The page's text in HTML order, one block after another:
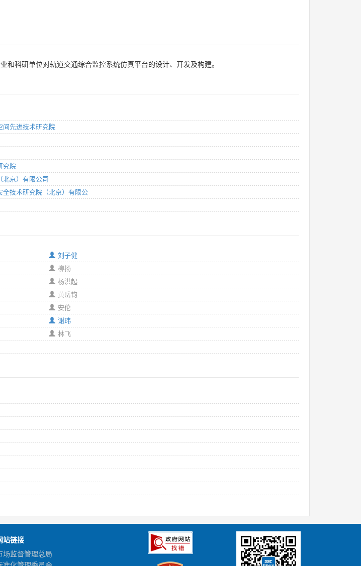
科研单位对轨道交通综合监控系统仿真平台的设计、开发及构建。
间先进技术研究院
究院
北京）有限公司
全技术研究院（北京）有限公
刘子健
柳扬
杨洪起
黄岳钧
安伦
谢玮
林飞
站链接
场监督管理总局